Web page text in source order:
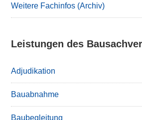
Weitere Fachinfos (Archiv)
Leistungen des
Adjudikation
Bauabnahme
Baubegleitung